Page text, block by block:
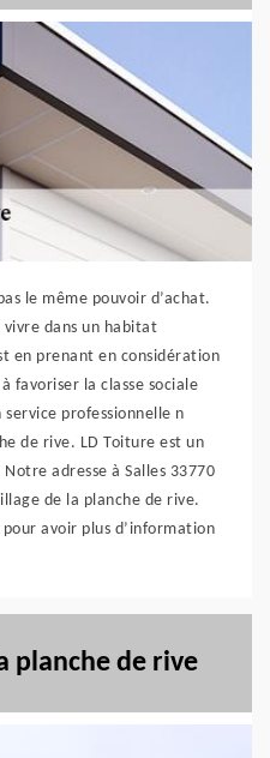
le même pouvoir d’achat.
dans un habitat
en prenant en considération
favoriser la classe sociale
service professionnelle n
de rive. LD Toiture est un
adresse à Salles 33770
de la planche de rive.
avoir plus d’information
planche de rive